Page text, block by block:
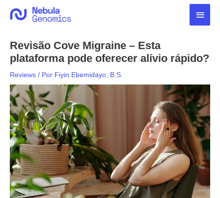
para
Revisão Cove Migraine – Esta
plataforma pode oferecer alívio rápido?
Reviews / Por Fiyin Ebemidayo, B.S.